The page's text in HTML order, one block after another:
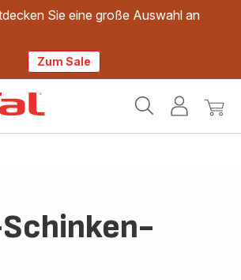
Sie eine große Auswahl an
Zum Sale
Mein
Mein